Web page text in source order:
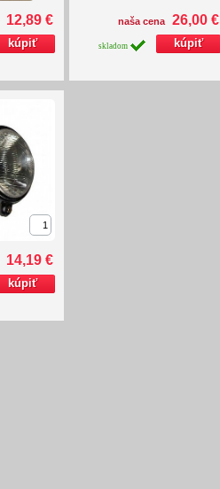
12,89 € naša cena 26,00 €
skladom
14,19 €